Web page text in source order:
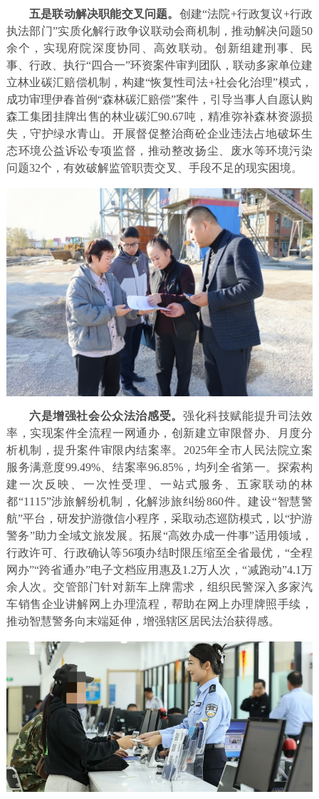
五是联动解决职能交叉问题。 创建“法院+行政复议+行政
执法部门”实质化解行政争议联动会商机制，推动解决问题50
余个，实现府院深度协同、高效联动。创新组建刑事、民
事、行政、执行“四合一”环资案件审判团队，联动多家单位建
立林业碳汇赔偿机制，构建“恢复性司法+社会化治理”模式，
成功审理伊春首例“森林碳汇赔偿”案件，引导当事人自愿认购
森工集团挂牌出售的林业碳汇90.67吨，精准弥补森林资源损
失，守护绿水青山。开展督促整治商砼企业违法占地破坏生
态环境公益诉讼专项监督，推动整改扬尘、废水等环境污染
问题32个，有效破解监管职责交叉、手段不足的现实困境。
六是增强社会公众法治感受。 强化科技赋能提升司法效
率，实现案件全流程一网通办，创新建立审限督办、月度分
析机制，提升案件审限内结案率。2025年全市人民法院立案
服务满意度99.49%、结案率96.85%，均列全省第一。探索构
建一次反映、一次性受理、一站式服务、五家联动的林
都“1115”涉旅解纷机制，化解涉旅纠纷860件。建设“智慧警
航”平台，研发护游微信小程序，采取动态巡防模式，以“护游
警务”助力全域文旅发展。拓展“高效办成一件事”适用领域，
行政许可、行政确认等56项办结时限压缩至全省最优，“全程
网办”“跨省通办”电子文档应用惠及1.2万人次，“减跑动”4.1万
余人次。交管部门针对新车上牌需求，组织民警深入多家汽
车销售企业讲解网上办理流程，帮助在网上办理牌照手续，
推动智慧警务向末端延伸，增强辖区居民法治获得感。